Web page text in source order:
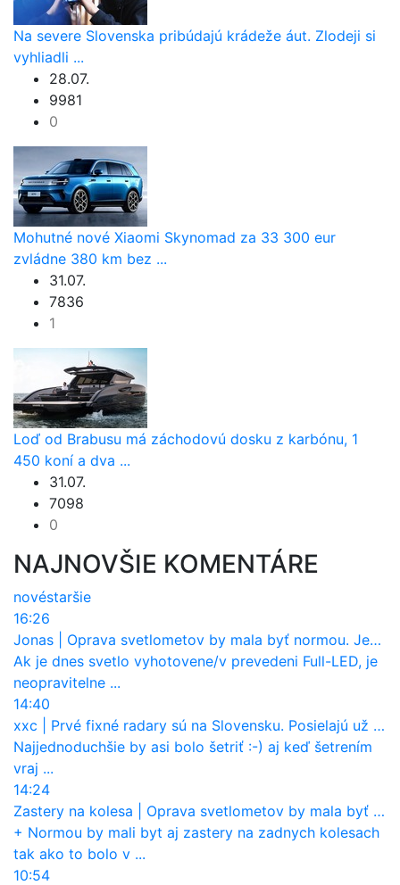
Na severe Slovenska pribúdajú krádeže áut. Zlodeji si
vyhliadli ...
28.07.
9981
0
Mohutné nové Xiaomi Skynomad za 33 300 eur
zvládne 380 km bez ...
31.07.
7836
1
Loď od Brabusu má záchodovú dosku z karbónu, 1
450 koní a dva ...
31.07.
7098
0
NAJNOVŠIE KOMENTÁRE
novéstaršie
16:26
Jonas
Oprava svetlometov by mala byť normou. Jeden nový dnes stojí priemerne 1251 eur!
Ak je dnes svetlo vyhotovene/v prevedeni Full-LED, je
neopravitelne ...
14:40
xxc
Prvé fixné radary sú na Slovensku. Posielajú už pokuty? Ukáže ich Waze?
Najjednoduchšie by asi bolo šetriť :-) aj keď šetrením
vraj ...
14:24
Zastery na kolesa
Oprava svetlometov by mala byť normou. Jeden nový dnes stojí priemerne 1251 eur!
+ Normou by mali byt aj zastery na zadnych kolesach
tak ako to bolo v ...
10:54